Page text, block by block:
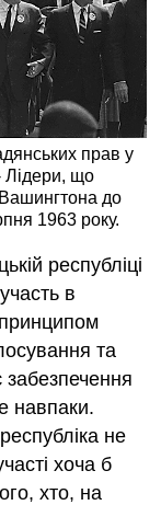
прав у
Лідери, що
до
1963 року.
республіці
в
та
забезпечення
навпаки.
не
хоча б
хто, на